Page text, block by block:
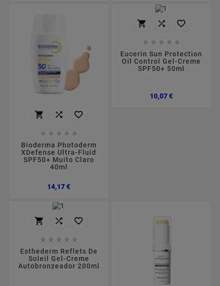
  
    
Bioderma Photoderm
XDefense Ultra-Fluid
SPF50+ Muito Claro
40ml
14,17 €Preço
  
    
Eucerin Sun Protection
Oil Control Gel-Creme
SPF50+ 50ml
10,07 €Preço
  
    
Esthederm Reflets De
Soleil Gel-Creme
Autobronzeador 200ml